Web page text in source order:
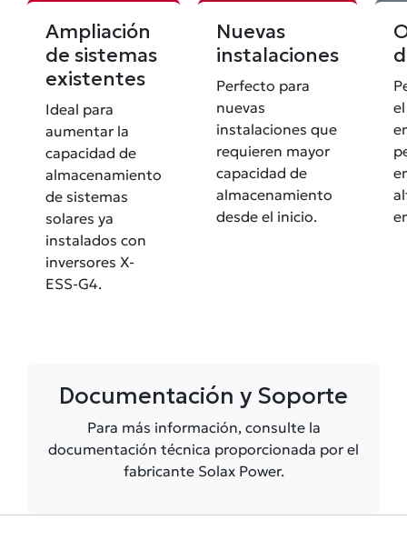
Ampliación
de sistemas
existentes
Ideal para
aumentar la
capacidad de
almacenamiento
de sistemas
solares ya
instalados con
inversores X-
ESS-G4.
Nuevas
instalaciones
Perfecto para
nuevas
instalaciones que
requieren mayor
capacidad de
almacenamiento
desde el inicio.
Documentación y Soporte
Para más información, consulte la
documentación técnica proporcionada por el
fabricante Solax Power.